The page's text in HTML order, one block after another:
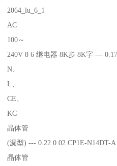
2064_lu_6_1
AC
100～
240V 8 6 继电器 8K步 8K字 ---
N、
L、
CE、
KC
晶体管
(漏型) --- 0.22 0.02 CP1E-N14DT-A
晶体管